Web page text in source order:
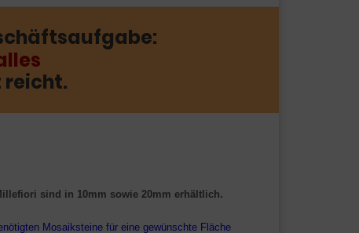
reicht.
sind in 10mm sowie 20mm erhältlich.
Mosaiksteine für eine gewünschte Fläche